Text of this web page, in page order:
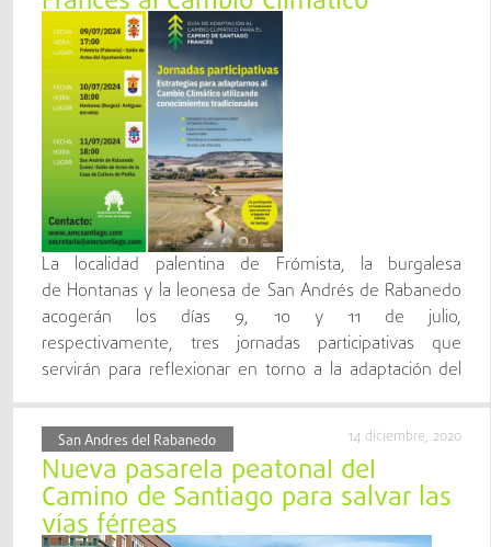
La localidad palentina de Frómista, la burgalesa
de Hontanas y la leonesa de San Andrés de Rabanedo
acogerán los días 9, 10 y 11 de julio,
respectivamente, tres jornadas participativas que
servirán para reflexionar en torno a la adaptación del
[…]
San Andres del Rabanedo 14 diciembre, 2020
Nueva pasarela peatonal del
Camino de Santiago para salvar las
vías férreas